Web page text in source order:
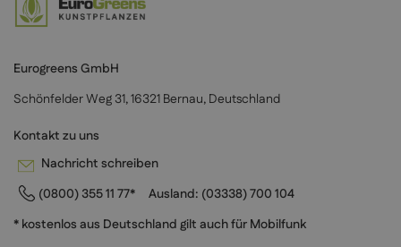
Eurogreens GmbH
Schönfelder Weg 31, 16321 Bernau, Deutschland
Kontakt zu uns
Nachricht schreiben
(0800) 355 11 77*
Ausland: (03338) 700 104
* kostenlos aus Deutschland gilt auch für Mobilfunk